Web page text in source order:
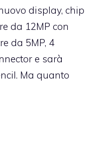
display, chip
da 12MP con
da 5MP, 4
e sarà
Ma quanto